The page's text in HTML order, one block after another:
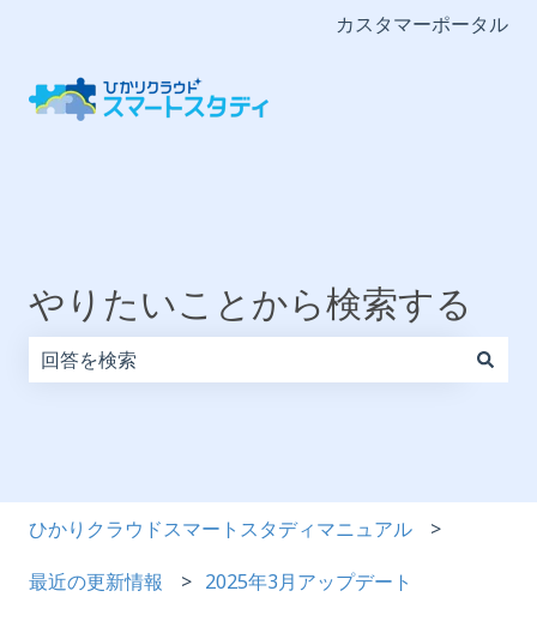
カスタマーポータル
やりたいことから検索する
ひかりクラウドスマートスタディマニュアル
最近の更新情報 2025年3月アップデート